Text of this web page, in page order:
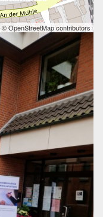
© OpenStreetMap contributors